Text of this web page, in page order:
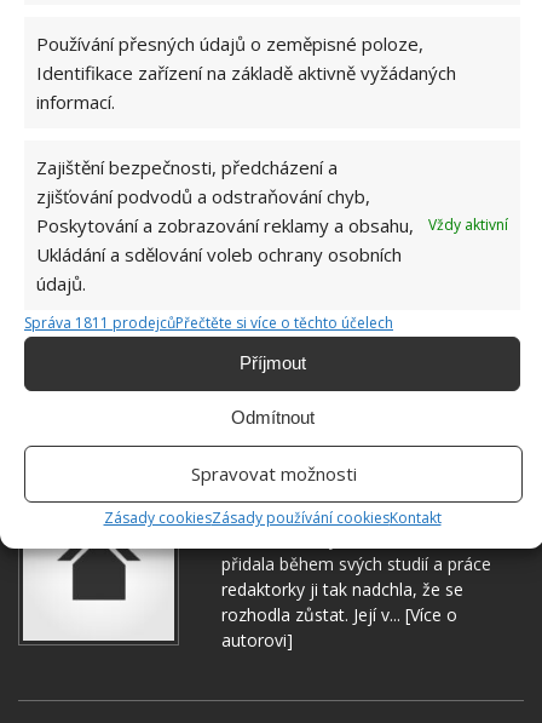
Používání přesných údajů o zeměpisné poloze,
Identifikace zařízení na základě aktivně vyžádaných
informací.
Zajištění bezpečnosti, předcházení a
zjišťování podvodů a odstraňování chyb,
Poskytování a zobrazování reklamy a obsahu,
Ukládání a sdělování voleb ochrany osobních
údajů.
Vždy aktivní
Správa 1811 prodejcůPřečtěte si více o těchto účelech
Příjmout
Odmítnout
Spravovat možnosti
Zásady cookiesZásady používání cookiesKontakt
LOŽNÍ PRÁDLO
Hana Musilová
přidala během svých studií a práce
redaktorky ji tak nadchla, že se
rozhodla zůstat. Její v... [Více o
autorovi]